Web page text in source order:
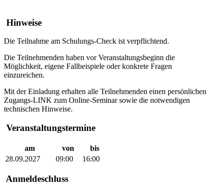
Hinweise
Die Teilnahme am Schulungs-Check ist verpflichtend.
Die Teilnehmenden haben vor Veranstaltungsbeginn die
Möglichkeit, eigene Fallbeispiele oder konkrete Fragen
einzureichen.
Mit der Einladung erhalten alle Teilnehmenden einen persönlichen
Zugangs-LINK zum Online-Seminar sowie die notwendigen
technischen Hinweise.
Veranstaltungstermine
am von
bis
28.09.2027
09:00 16:00
Anmeldeschluss